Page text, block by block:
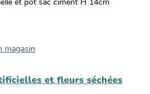
magasin
et fleurs séchées